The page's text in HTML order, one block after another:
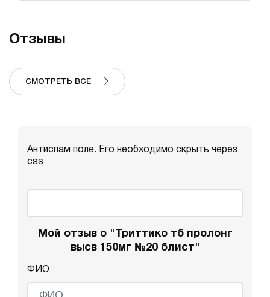
Отзывы
СМОТРЕТЬ ВСЕ
Антиспам поле. Его необходимо скрыть через
css
Мой отзыв о "Триттико тб пролонг
высв 150мг №20 блист"
ФИО